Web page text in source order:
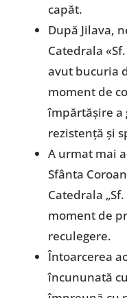
capăt.
După Jilava,
Catedrala
avut bucuria
moment de
împărtășire a
rezistență și
A urmat mai
Sfânta
Catedrala
moment de
reculegere.
Întoarcerea
încununată